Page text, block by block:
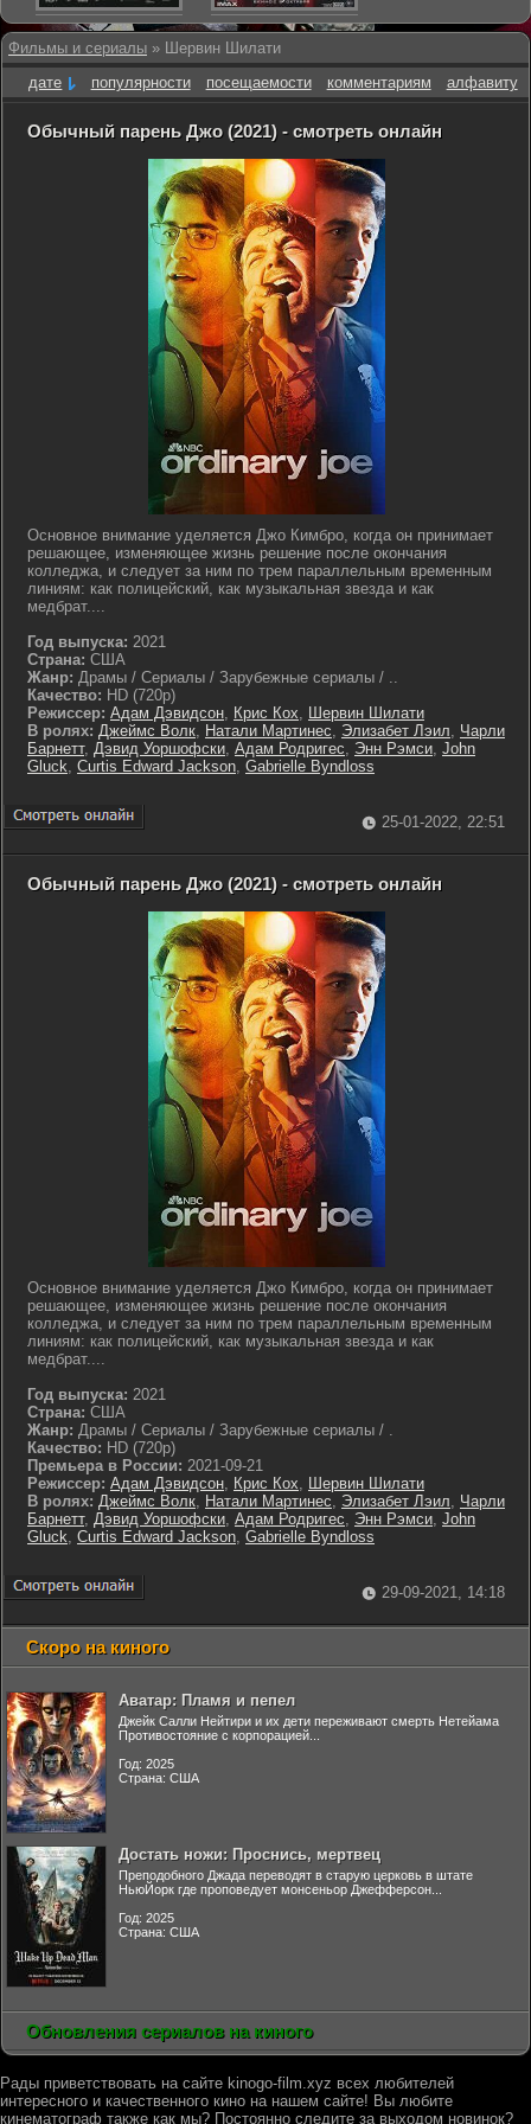
Фильмы и сериалы » Шервин Шилати
дате
популярности посещаемости комментариям алфавиту
Обычный парень Джо (2021) - смотреть онлайн
Основное внимание уделяется Джо Кимбро, когда он принимает
решающее, изменяющее жизнь решение после окончания
колледжа, и следует за ним по трем параллельным временным
линиям: как полицейский, как музыкальная звезда и как
медбрат....
Год выпуска: 2021
Страна: США
Жанр: Драмы / Сериалы / Зарубежные сериалы / ..
Качество: HD (720p)
Режиссер: Адам Дэвидсон, Крис Кох, Шервин Шилати
В ролях: Джеймс Волк, Натали Мартинес, Элизабет Лэил, Чарли
Барнетт, Дэвид Уоршофски, Адам Родригес, Энн Рэмси, John
Gluck, Curtis Edward Jackson, Gabrielle Byndloss
25-01-2022, 22:51
Обычный парень Джо (2021) - смотреть онлайн
Основное внимание уделяется Джо Кимбро, когда он принимает
решающее, изменяющее жизнь решение после окончания
колледжа, и следует за ним по трем параллельным временным
линиям: как полицейский, как музыкальная звезда и как
медбрат....
Год выпуска: 2021
Страна: США
Жанр: Драмы / Сериалы / Зарубежные сериалы / .
Качество: HD (720p)
Премьера в России: 2021-09-21
Режиссер: Адам Дэвидсон, Крис Кох, Шервин Шилати
В ролях: Джеймс Волк, Натали Мартинес, Элизабет Лэил, Чарли
Барнетт, Дэвид Уоршофски, Адам Родригес, Энн Рэмси, John
Gluck, Curtis Edward Jackson, Gabrielle Byndloss
29-09-2021, 14:18
Скоро на киного
Аватар: Пламя и пепел
Джейк Салли Нейтири и их дети переживают смерть Нетейама
Противостояние с корпорацией...
Год: 2025
Страна: США
Достать ножи: Проснись, мертвец
Преподобного Джада переводят в старую церковь в штате
НьюЙорк где проповедует монсеньор Джефферсон...
Год: 2025
Страна: США
Обновления сериалов на киного
Рады приветствовать на сайте kinogo-film.xyz всех любителей
интересного и качественного кино на нашем сайте! Вы любите
кинематограф также как мы? Постоянно следите за выходом новинок?